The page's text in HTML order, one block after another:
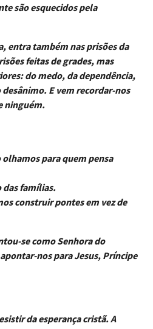
são esquecidos pela
entra também nas prisões da
feitas de grades, mas
do medo, da dependência,
E vem recordar-nos
ninguém.
para quem pensa
das famílias.
construir pontes em vez de
se como Senhora do
nos para Jesus, Príncipe
da esperança cristã. A